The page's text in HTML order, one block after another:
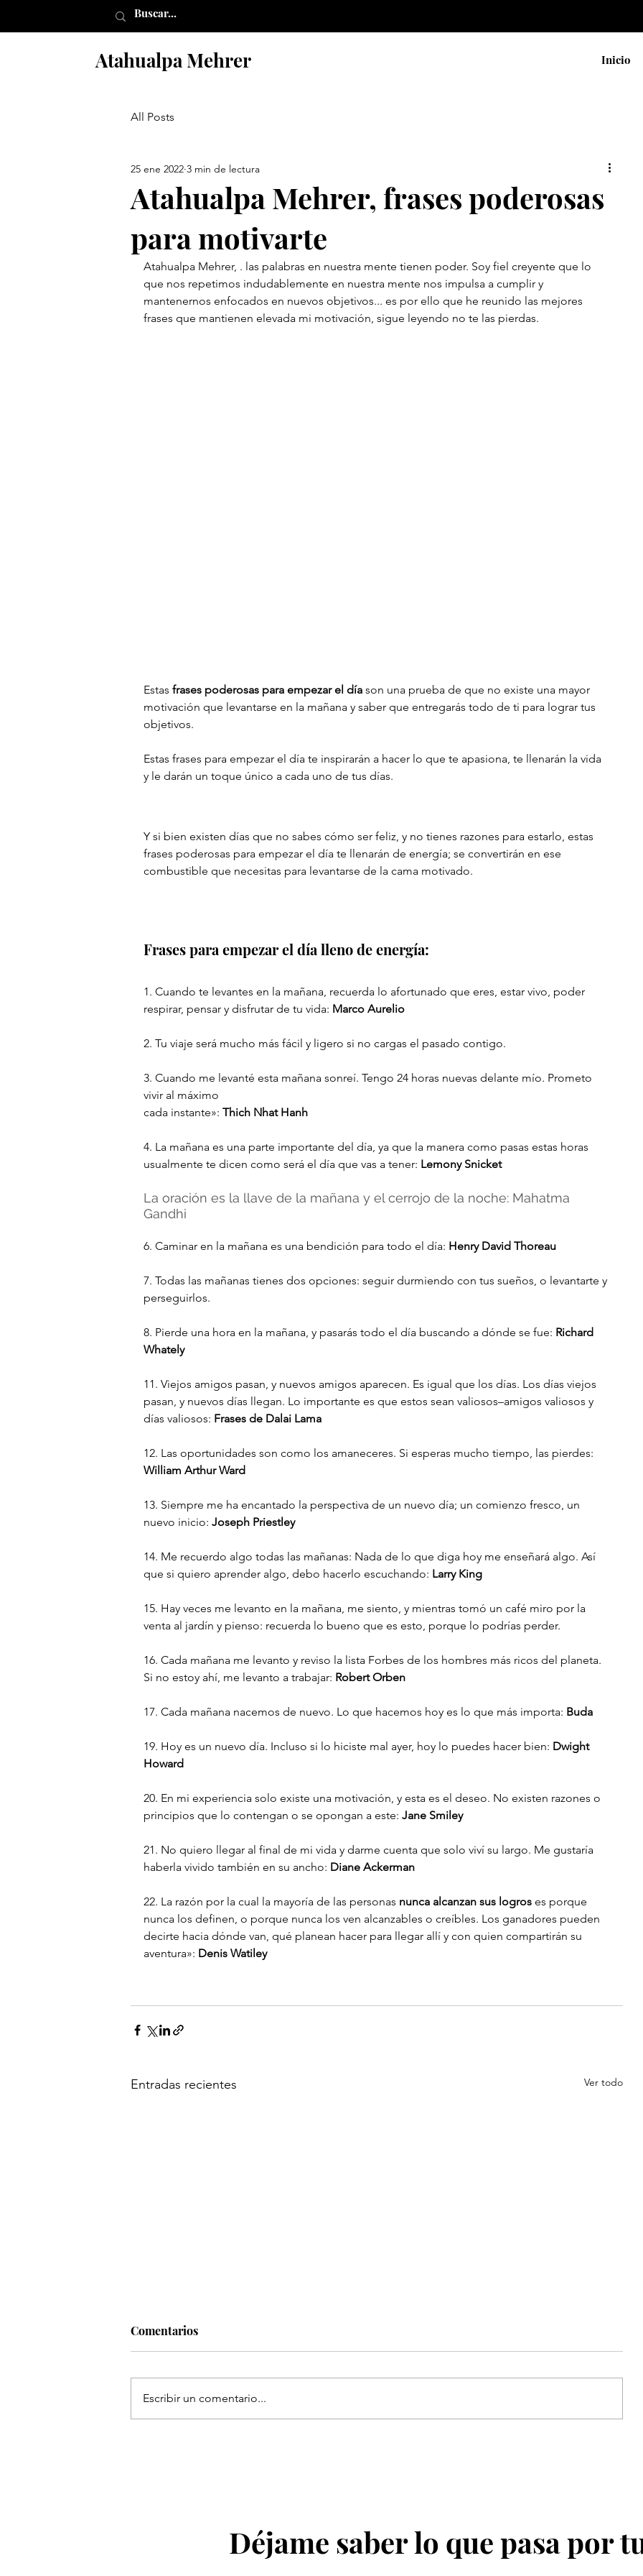
Atahualpa Mehrer Inicio
All Posts
Atahualpa Mehrer, frases poderosas
para motivarte
25 ene 2022 3 min de lectura
Atahualpa Mehrer, . las palabras en nuestra mente tienen poder. Soy fiel creyente que lo
que nos repetimos indudablemente en nuestra mente nos impulsa a cumplir y
mantenernos enfocados en nuevos objetivos... es por ello que he reunido las mejores
frases que mantienen elevada mi motivación, sigue leyendo no te las pierdas.
Estas frases poderosas para empezar el día son una prueba de que no existe una mayor
motivación que levantarse en la mañana y saber que entregarás todo de ti para lograr tus
objetivos.
Estas frases para empezar el día te inspirarán a hacer lo que te apasiona, te llenarán la vida
y le darán un toque único a cada uno de tus días.
Y si bien existen días que no sabes cómo ser feliz, y no tienes razones para estarlo, estas
frases poderosas para empezar el día te llenarán de energía; se convertirán en ese
combustible que necesitas para levantarse de la cama motivado.
Frases para empezar el día lleno de energía:
1. Cuando te levantes en la mañana, recuerda lo afortunado que eres, estar vivo, poder
respirar, pensar y disfrutar de tu vida: Marco Aurelio
2. Tu viaje será mucho más fácil y ligero si no cargas el pasado contigo.
3. Cuando me levanté esta mañana sonreí. Tengo 24 horas nuevas delante mío. Prometo
vivir al máximo
cada instante»: Thich Nhat Hanh
4. La mañana es una parte importante del día, ya que la manera como pasas estas horas
usualmente te dicen como será el día que vas a tener: Lemony Snicket
La oración es la llave de la mañana y el cerrojo de la noche: Mahatma
Gandhi
6. Caminar en la mañana es una bendición para todo el día: Henry David Thoreau
7. Todas las mañanas tienes dos opciones: seguir durmiendo con tus sueños, o levantarte y
perseguirlos.
8. Pierde una hora en la mañana, y pasarás todo el día buscando a dónde se fue: Richard
Whately
11. Viejos amigos pasan, y nuevos amigos aparecen. Es igual que los días. Los días viejos
pasan, y nuevos días llegan. Lo importante es que estos sean valiosos–amigos valiosos y
días valiosos: Frases de Dalai Lama
12. Las oportunidades son como los amaneceres. Si esperas mucho tiempo, las pierdes:
William Arthur Ward
13. Siempre me ha encantado la perspectiva de un nuevo día; un comienzo fresco, un
nuevo inicio: Joseph Priestley
14. Me recuerdo algo todas las mañanas: Nada de lo que diga hoy me enseñará algo. Así
que si quiero aprender algo, debo hacerlo escuchando: Larry King
15. Hay veces me levanto en la mañana, me siento, y mientras tomó un café miro por la
venta al jardín y pienso: recuerda lo bueno que es esto, porque lo podrías perder.
16. Cada mañana me levanto y reviso la lista Forbes de los hombres más ricos del planeta.
Si no estoy ahí, me levanto a trabajar: Robert Orben
17. Cada mañana nacemos de nuevo. Lo que hacemos hoy es lo que más importa: Buda
19. Hoy es un nuevo día. Incluso si lo hiciste mal ayer, hoy lo puedes hacer bien: Dwight
Howard
20. En mi experiencia solo existe una motivación, y esta es el deseo. No existen razones o
principios que lo contengan o se opongan a este: Jane Smiley
21. No quiero llegar al final de mi vida y darme cuenta que solo viví su largo. Me gustaría
haberla vivido también en su ancho: Diane Ackerman
22. La razón por la cual la mayoría de las personas nunca alcanzan sus logros es porque
nunca los definen, o porque nunca los ven alcanzables o creíbles. Los ganadores pueden
decirte hacia dónde van, qué planean hacer para llegar allí y con quien compartirán su
aventura»: Denis Watiley
Entradas recientes Ver todo
Comentarios
Escribir un comentario...
Déjame saber lo que pasa por